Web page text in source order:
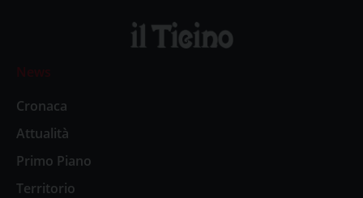
News
Cronaca
Attualità
Primo Piano
Territorio